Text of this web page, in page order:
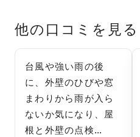
他の口コミを見る
台風や強い雨の後
に、外壁のひびや窓
まわりから雨が入ら
ないか気になり、屋
根と外壁の点検…